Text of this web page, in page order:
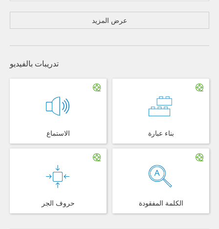
عرض المزيد
تدريبات بالفيديو
الاستماع بناء عبارة
حروف الجر الكلمة المفقودة